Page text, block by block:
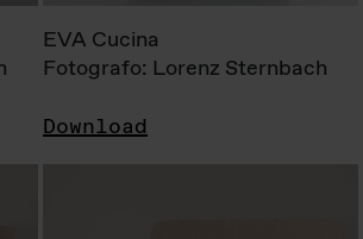
EVA Cucina
Fotografo: Lorenz Sternbach
Download